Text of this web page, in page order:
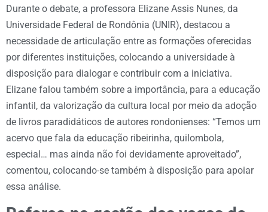
Durante o debate, a professora Elizane Assis Nunes, da
Universidade Federal de Rondônia (UNIR), destacou a
necessidade de articulação entre as formações oferecidas
por diferentes instituições, colocando a universidade à
disposição para dialogar e contribuir com a iniciativa.
Elizane falou também sobre a importância, para a educação
infantil, da valorização da cultura local por meio da adoção
de livros paradidáticos de autores rondonienses: “Temos um
acervo que fala da educação ribeirinha, quilombola,
especial… mas ainda não foi devidamente aproveitado”,
comentou, colocando-se também à disposição para apoiar
essa análise.